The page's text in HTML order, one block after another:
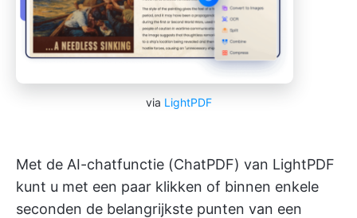
via LightPDF
Met de AI-chatfunctie (ChatPDF) van LightPDF
kunt u met een paar klikken of binnen enkele
seconden de belangrijkste punten van een